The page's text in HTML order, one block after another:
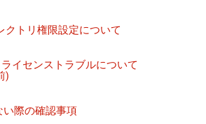
クトリ権限設定について
ライセンストラブルについて
)
い際の確認事項